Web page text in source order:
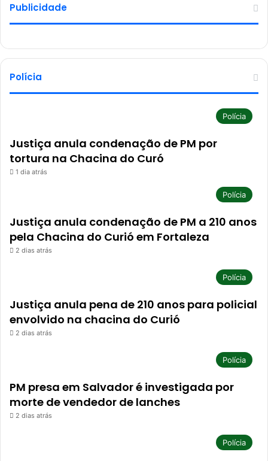
Publicidade
Polícia
Polícia
Justiça anula condenação de PM por
tortura na Chacina do Curó
1 dia atrás
Polícia
Justiça anula condenação de PM a 210 anos
pela Chacina do Curió em Fortaleza
2 dias atrás
Polícia
Justiça anula pena de 210 anos para policial
envolvido na chacina do Curió
2 dias atrás
Polícia
PM presa em Salvador é investigada por
morte de vendedor de lanches
2 dias atrás
Polícia